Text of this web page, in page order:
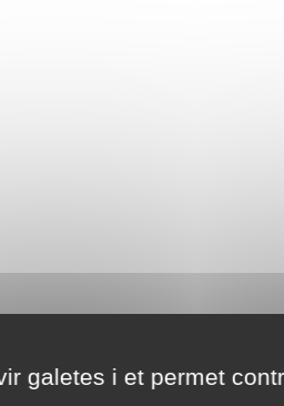
galetes i et permet